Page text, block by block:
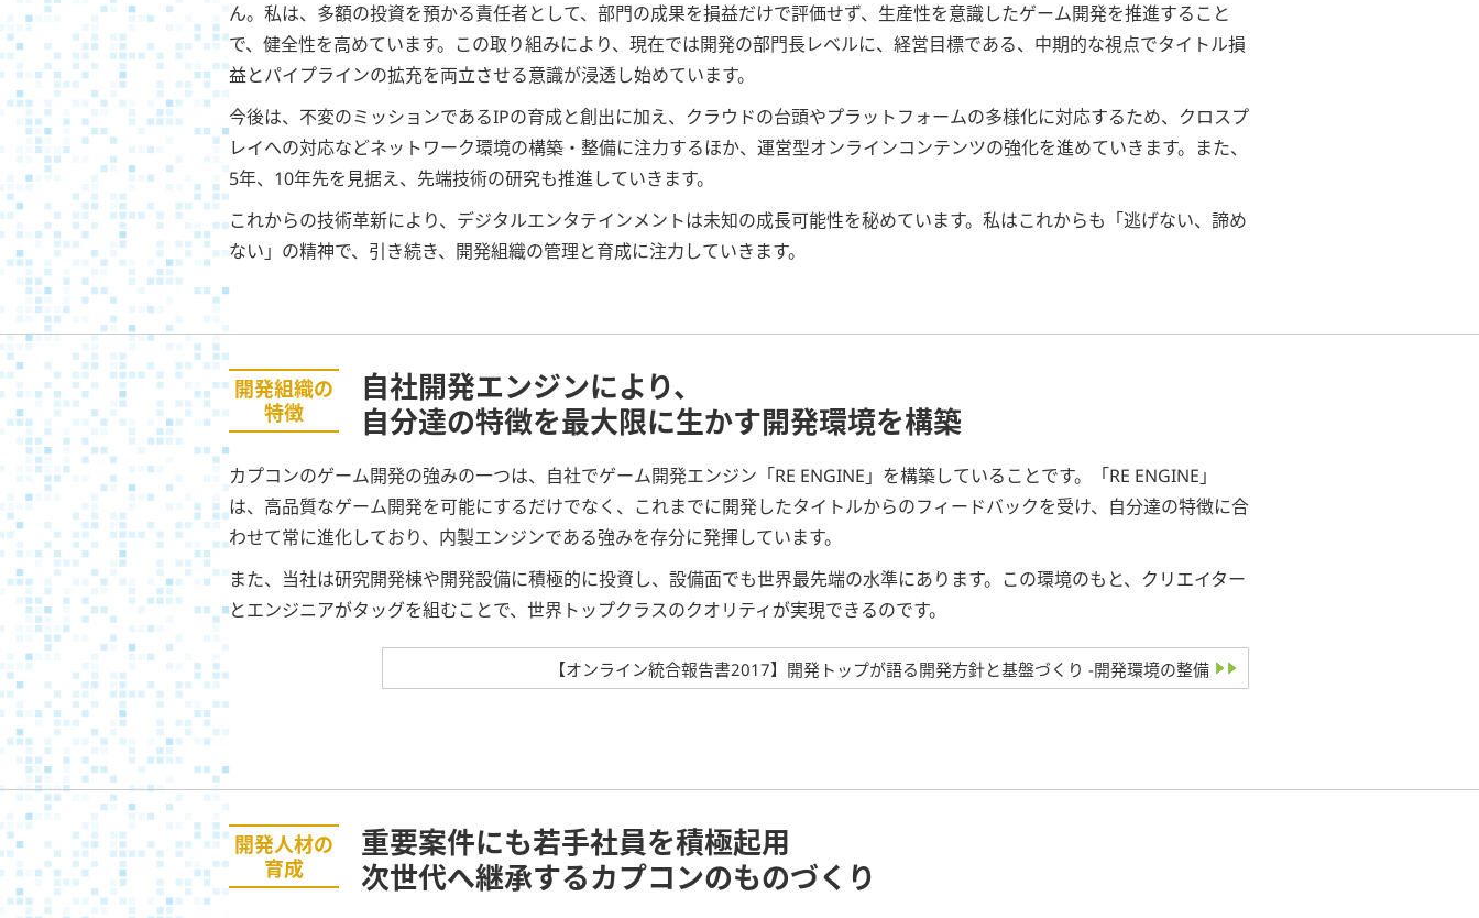
ん。私は、多額の投資を預かる責任者として、部門の成果を損益だけで評価せず、生産性を意識したゲーム開発を推進すること
で、健全性を高めています。この取り組みにより、現在では開発の部門長レベルに、経営目標である、中期的な視点でタイトル損
益とパイプラインの拡充を両立させる意識が浸透し始めています。
今後は、不変のミッションであるIPの育成と創出に加え、クラウドの台頭やプラットフォームの多様化に対応するため、クロスプ
レイへの対応などネットワーク環境の構築・整備に注力するほか、運営型オンラインコンテンツの強化を進めていきます。また、
5年、10年先を見据え、先端技術の研究も推進していきます。
これからの技術革新により、デジタルエンタテインメントは未知の成長可能性を秘めています。私はこれからも「逃げない、諦め
ない」の精神で、引き続き、開発組織の管理と育成に注力していきます。
開発組織の
特徴
自社開発エンジンにより、
自分達の特徴を最大限に生かす開発環境を構築
カプコンのゲーム開発の強みの一つは、自社でゲーム開発エンジン「RE ENGINE」を構築していることです。「RE ENGINE」
は、高品質なゲーム開発を可能にするだけでなく、これまでに開発したタイトルからのフィードバックを受け、自分達の特徴に合
わせて常に進化しており、内製エンジンである強みを存分に発揮しています。
また、当社は研究開発棟や開発設備に積極的に投資し、設備面でも世界最先端の水準にあります。この環境のもと、クリエイター
とエンジニアがタッグを組むことで、世界トップクラスのクオリティが実現できるのです。
【オンライン統合報告書2017】開発トップが語る開発方針と基盤づくり -開発環境の整備
開発人材の
育成
重要案件にも若手社員を積極起用
次世代へ継承するカプコンのものづくり